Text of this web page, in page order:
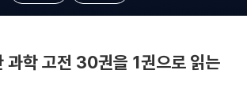
과학 고전 30권을 1권으로 읽는